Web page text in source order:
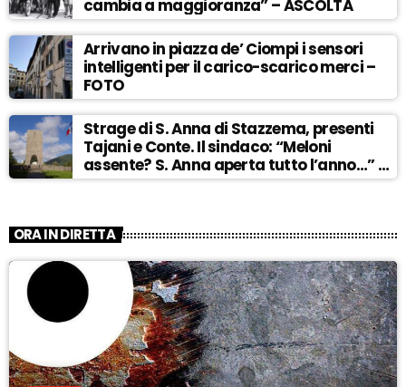
cambia a maggioranza” – ASCOLTA
Arrivano in piazza de’ Ciompi i sensori
intelligenti per il carico-scarico merci –
FOTO
Strage di S. Anna di Stazzema, presenti
Tajani e Conte. Il sindaco: “Meloni
assente? S. Anna aperta tutto l’anno…” –
ASCOLTA
ORA IN DIRETTA